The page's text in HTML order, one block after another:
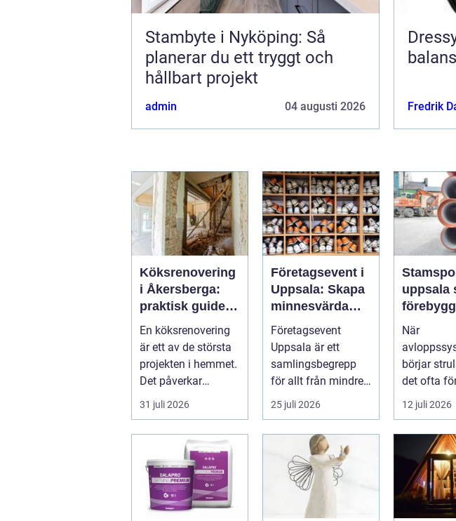
Stambyte i Nyköping: Så
planerar du ett tryggt och
hållbart projekt
admin 04 augusti 2026 Fredrik
Köksrenovering
i Åkersberga:
praktisk guide
till ett smartare
kök
En köksrenovering
är ett av de största
projekten i hemmet.
Det påverkar
vardage...
31 juli 2026
Företagsevent i
Uppsala: Skapa
minnesvärda
möten som
bygger starkare
team
Företagsevent
Uppsala är ett
samlingsbegrepp
för allt från mindre
after work-tr...
25 juli 2026
uppsala så
stopp och
När
börjar
det ofta
små
långsam
12 juli 2026